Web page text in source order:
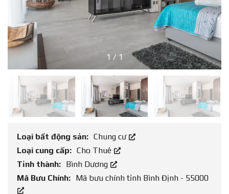
1 / 1
Loại bất động sản: Chung cư
Loại cung cấp: Cho Thuê
Tỉnh thành: Bình Dương
Mã Bưu Chính: Mã bưu chính tỉnh Bình Định - 55000